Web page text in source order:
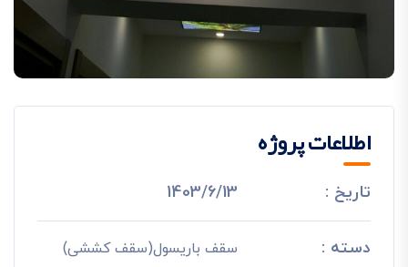
اطلاعات پروژه
تاریخ : 1403/6/13
دسته : سقف باریسول(سقف کششی)